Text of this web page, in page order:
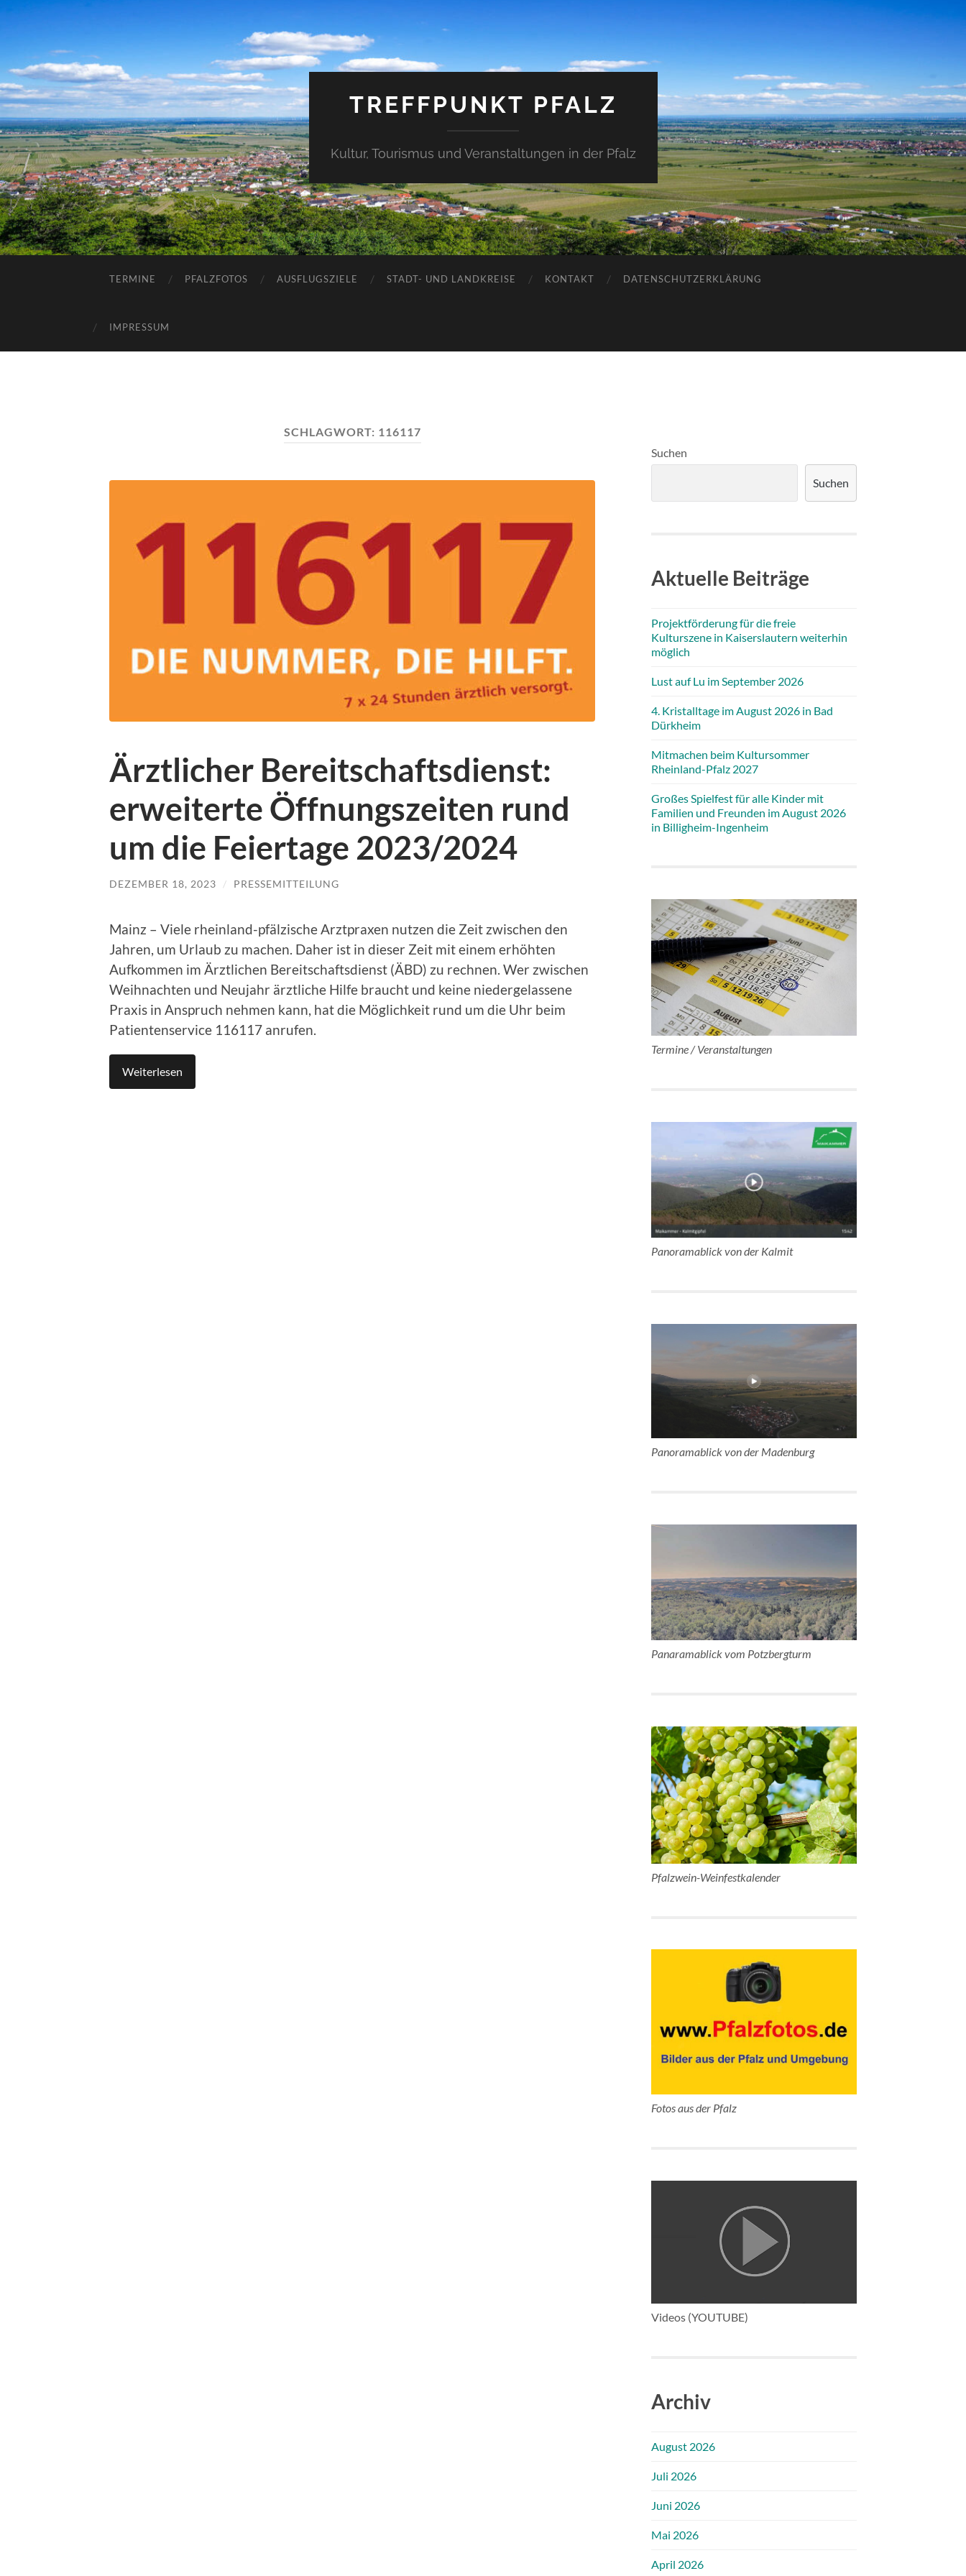
TREFFPUNKT PFALZ
Kultur, Tourismus und Veranstaltungen in der Pfalz
TERMINE PFALZFOTOS AUSFLUGSZIELE STADT- UND LANDKREISE KONTAKT DATENSCHUTZERKLÄRUNG
IMPRESSUM
SCHLAGWORT: 116117
Ärztlicher Bereitschaftsdienst:
erweiterte Öffnungszeiten rund
um die Feiertage 2023/2024
DEZEMBER 18, 2023 / PRESSEMITTEILUNG
Mainz – Viele rheinland-pfälzische Arztpraxen nutzen die Zeit zwischen den
Jahren, um Urlaub zu machen. Daher ist in dieser Zeit mit einem erhöhten
Aufkommen im Ärztlichen Bereitschaftsdienst (ÄBD) zu rechnen. Wer zwischen
Weihnachten und Neujahr ärztliche Hilfe braucht und keine niedergelassene
Praxis in Anspruch nehmen kann, hat die Möglichkeit rund um die Uhr beim
Patientenservice 116117 anrufen.
Weiterlesen
Suchen
Suchen
Aktuelle Beiträge
Projektförderung für die freie
Kulturszene in Kaiserslautern weiterhin
möglich
Lust auf Lu im September 2026
4. Kristalltage im August 2026 in Bad
Dürkheim
Mitmachen beim Kultursommer
Rheinland-Pfalz 2027
Großes Spielfest für alle Kinder mit
Familien und Freunden im August 2026
in Billigheim-Ingenheim
Termine / Veranstaltungen
Panoramablick von der Kalmit
Panoramablick von der Madenburg
Panaramablick vom Potzbergturm
Pfalzwein-Weinfestkalender
Fotos aus der Pfalz
Videos (YOUTUBE)
Archiv
August 2026
Juli 2026
Juni 2026
Mai 2026
April 2026